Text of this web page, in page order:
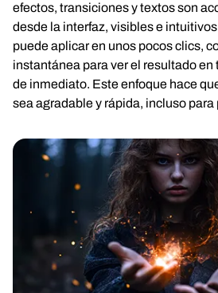
efectos, transiciones y textos son
desde la interfaz, visibles e
puede aplicar en unos pocos clics,
instantánea para ver el resultado
de inmediato. Este enfoque hace
sea agradable y rápida, incluso